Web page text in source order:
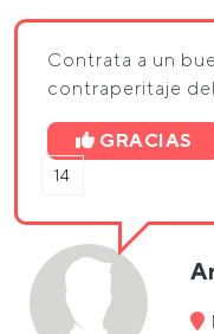
Contrata a un
contraperitaje
GRACIAS
14